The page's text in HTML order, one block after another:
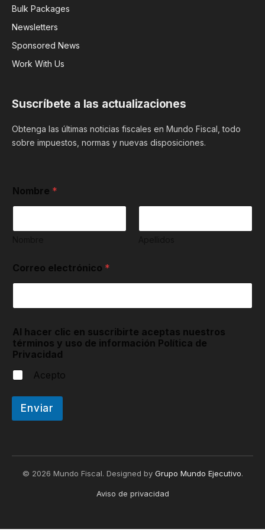
Bulk Packages
Newsletters
Sponsored News
Work With Us
Suscríbete a las actualizaciones
Obtenga las últimas noticias fiscales en Mundo Fiscal, todo
sobre impuestos, normas y nuevas disposiciones.
*
a
s
Nombre *
Correo electrónico *
Al hacer clic en suscribirte aceptas nuestros
términos y uso de información Política de
Privacidad
Acepto
Enviar
© 2026 Mundo Fiscal. Designed by Grupo Mundo Ejecutivo.
Aviso de privacidad